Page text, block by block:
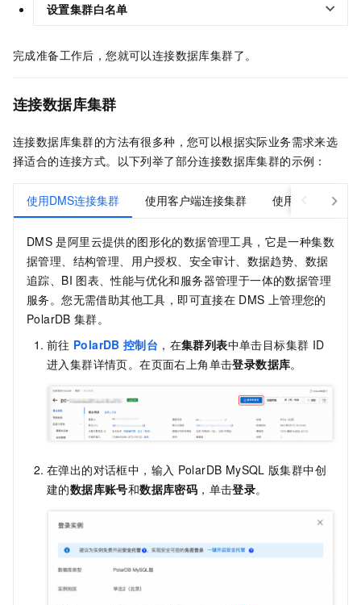
设置集群白名单
完成准备工作后，您就可以连接数据库集群了。
连接数据库集群
连接数据库集群的方法有很多种，您可以根据实际业务需求来选
择适合的连接方式。以下列举了部分连接数据库集群的示例：
使用DMS连接集群 使用客户端连接集群 使用命令行连接
DMS 是阿里云提供的图形化的数据管理工具，它是一种集数
据管理、结构管理、用户授权、安全审计、数据趋势、数据
追踪、BI 图表、性能与优化和服务器管理于一体的数据管理
服务。您无需借助其他工具，即可直接在 DMS 上管理您的
PolarDB 集群。
前往 PolarDB 控制台 ，在集群列表中单击目标集群 ID
进入集群详情页。在页面右上角单击登录数据库。
在弹出的对话框中，输入 PolarDB MySQL 版集群中创
建的数据库账号和数据库密码 ，单击登录。